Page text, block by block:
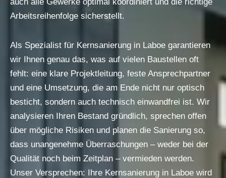
Arbeitsreihenfolge sicherstellt.
Als Spezialist für Kernsanierung in Laboe garantieren
wir Ihnen genau das, was auf vielen Baustellen oft
fehlt: eine klare Projektleitung, feste Ansprechpartner
und eine Umsetzung, die am Ende nicht nur optisch
besticht, sondern auch technisch einwandfrei ist. Wir
analysieren Ihren Bestand gründlich, sprechen offen
über mögliche Risiken und planen die Sanierung so,
dass unangenehme Überraschungen – weder bei der
Qualität noch beim Zeitplan – vermieden werden.
Unser Versprechen: Ihre Kernsanierung in Laboe wird